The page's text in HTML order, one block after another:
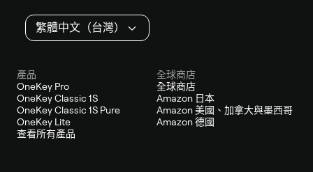
繁體中文（台灣）
產品
OneKey Pro
OneKey Classic 1S
OneKey Classic 1S Pure
OneKey Lite
查看所有產品
全球商店
全球商店
Amazon 日本
Amazon 美國、加拿大與墨西哥
Amazon 德國